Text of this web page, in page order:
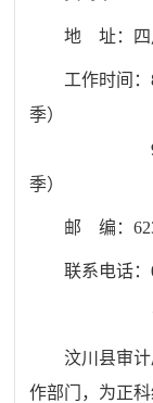
地 址：
工作时间
季）
9：00-12
季）
邮 编：
联系电话：
汶川县审
作部门，为正科